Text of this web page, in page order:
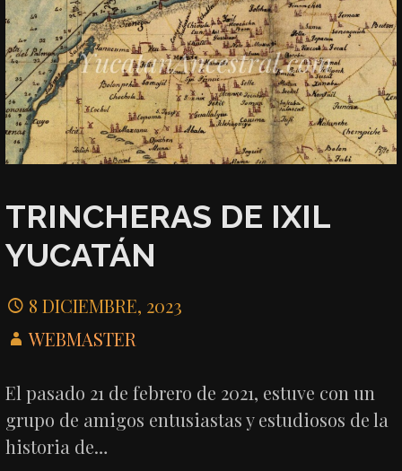
TRINCHERAS DE IXIL
YUCATÁN
8 DICIEMBRE, 2023
WEBMASTER
El pasado 21 de febrero de 2021, estuve con un
grupo de amigos entusiastas y estudiosos de la
historia de…